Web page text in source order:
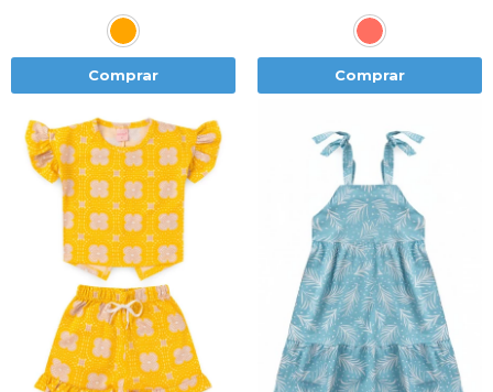
Comprar Comprar
2 3 4 6 8 1 2 3 4 6